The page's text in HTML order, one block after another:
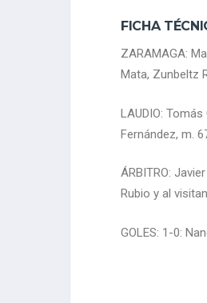
FICHA
ZARAMAGA:
Mata, Zunbeltz
LAUDIO:
Fernández, m.
ÁRBITRO:
Rubio y al
GOLES: 1-0: